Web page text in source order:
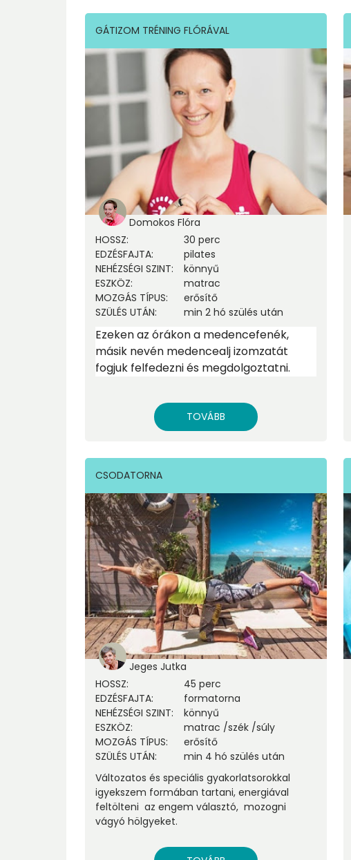
GÁTIZOM TRÉNING FLÓRÁVAL
Domokos Flóra
HOSSZ:
30 perc
EDZÉSFAJTA:
pilates
NEHÉZSÉGI SZINT:
könnyű
ESZKÖZ:
matrac
MOZGÁS TÍPUS:
erősítő
SZÜLÉS UTÁN: min 2 hó szülés után
Ezeken az órákon a medencefenék,
másik nevén medencealj izomzatát
fogjuk felfedezni és megdolgoztatni.
TOVÁBB
CSODATORNA
Jeges Jutka
HOSSZ:
45 perc
EDZÉSFAJTA:
formatorna
NEHÉZSÉGI SZINT:
könnyű
ESZKÖZ: matrac /szék /súly
MOZGÁS TÍPUS:
erősítő
SZÜLÉS UTÁN:
min 4 hó szülés után
Változatos és speciális gyakorlatsorokkal
igyekszem formában tartani, energiával
feltölteni az engem választó, mozogni
vágyó hölgyeket.